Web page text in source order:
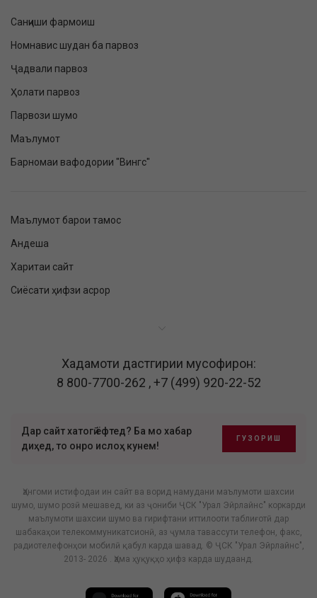
Санҷиши фармоиш
Номнавис шудан ба парвоз
Ҷадвали парвоз
Ҳолати парвоз
Парвози шумо
Маълумот
Барномаи вафодории "Вингс"
Маълумот барои тамос
Андеша
Харитаи сайт
Сиёсати ҳифзи асрор
Хадамоти дастгирии мусофирон:
8 800-7700-262 ,+7 (499) 920-22-52
Дар сайт хатогӣ ёфтед? Ба мо хабар
диҳед, то онро ислоҳ кунем!
ГУЗОРИШ
Ҳангоми истифодаи ин сайт ва ворид намудани маълумоти шахсии
шумо, шумо розӣ мешавед, ки аз ҷониби ҶСК "Урал Эйрлайнс" коркарди
маълумоти шахсии шумо ва гирифтани иттилооти таблиғотӣ дар
шабакаҳои телекоммуникатсионӣ, аз ҷумла тавассути телефон, факс,
радиотелефонҳои мобилӣ қабул карда шавад. © ҶСК "Урал Эйрлайнс",
2013- 2026 . Ҳама ҳуқуқҳо ҳифз карда шудаанд.